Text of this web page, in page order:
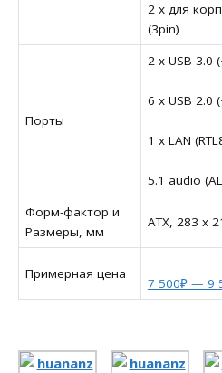
2 x для
(3pin)
Порты
2 x USB 3.0
6 x USB 2.0
1 x LAN
5.1 audio
Форм-фактор и
Размеры, мм
ATX, 283 x
Примерная цена
7 500₽ — 9